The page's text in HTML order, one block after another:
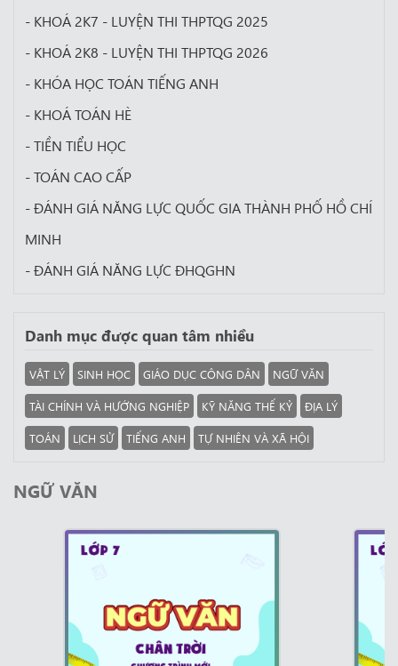
- KHOÁ 2K7 - LUYỆN THI THPTQG 2025
- KHOÁ 2K8 - LUYỆN THI THPTQG 2026
- KHÓA HỌC TOÁN TIẾNG ANH
- KHOÁ TOÁN HÈ
- TIỀN TIỂU HỌC
- TOÁN CAO CẤP
- ĐÁNH GIÁ NĂNG LỰC QUỐC GIA THÀNH PHỐ HỒ CHÍ
MINH
- ĐÁNH GIÁ NĂNG LỰC ĐHQGHN
Danh mục được quan tâm nhiều
VẬT LÝ SINH HỌC GIÁO DỤC CÔNG DÂN
NGỮ VĂN
TÀI CHÍNH VÀ HƯỚNG NGHIỆP
KỸ NĂNG THẾ KỶ
ĐỊA LÝ
TOÁN
LỊCH SỬ TIẾNG ANH TỰ NHIÊN VÀ XÃ HỘI
NGỮ VĂN